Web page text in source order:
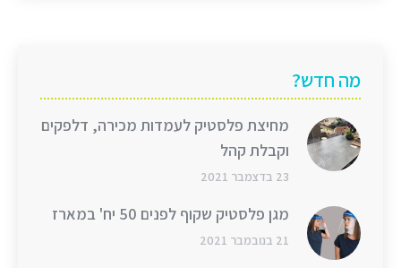
מה חדש?
מחיצת פלסטיק לעמדות מכירה, דלפקים
וקבלת קהל
23 בדצמבר 2021
מגן פלסטיק שקוף לפנים 50 יח' במארז
21 בנובמבר 2021